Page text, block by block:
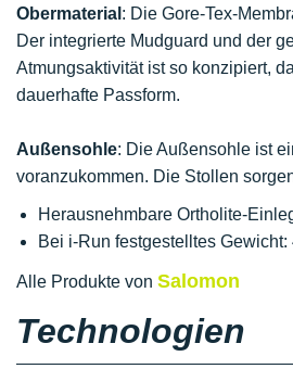
Obermaterial : Die Gore-Tex-
Der integrierte Mudguard und der
Atmungsaktivität ist so konzipiert,
dauerhafte Passform.
Außensohle: Die Außensohle ist
voranzukommen. Die Stollen
Herausnehmbare Ortholite-
Bei i-Run festgestelltes
Alle Produkte von Salomon
Technologien